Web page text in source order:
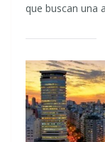
que buscan una